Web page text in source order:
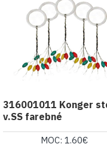
316001011 Konger
v.SS farebné
MOC: 1.60€